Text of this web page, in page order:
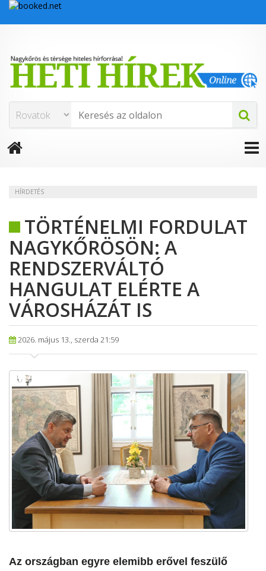
HÍRDETÉS
TÖRTÉNELMI FORDULAT
NAGYKŐRÖSÖN: A
RENDSZERVÁLTÓ
HANGULAT ELÉRTE A
VÁROSHÁZÁT IS
2026. május 13., szerda 21:59
​Az országban egyre elemibb erővel feszülő